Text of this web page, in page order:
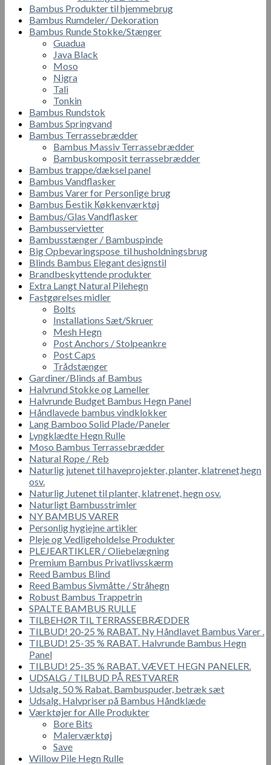
Bambus Produkter til hjemmebrug
Bambus Rumdeler/ Dekoration
Bambus Runde Stokke/Stænger
Guadua
Java Black
Moso
Nigra
Tali
Tonkin
Bambus Rundstok
Bambus Springvand
Bambus Terrassebrædder
Bambus Massiv Terrassebrædder
Bambuskomposit terrassebrædder
Bambus trappe/dæksel panel
Bambus Vandflasker
Bambus Varer for Personlige brug
Bambus Бestik Кøkkenværktøj
Bambus/Glas Vandflasker
Bambusservietter
Bambusstænger / Bambuspinde
Big Opbevaringspose til husholdningsbrug
Blinds Bambus Elegant designstil
Brandbeskyttende produkter
Extra Langt Natural Pilehegn
Fastgørelses midler
Bolts
Installations Sæt/Skruer
Mesh Hegn
Post Anchors / Stolpeankre
Post Caps
Trådstænger
Gardiner/Blinds af Bambus
Halvrund Stokke og Lameller
Halvrunde Budget Bambus Hegn Panel
Håndlavede bambus vindklokker
Lang Bamboo Solid Plade/Paneler
Lyngklædte Hegn Rulle
Moso Bambus Terrassebrædder
Natural Rope / Reb
Naturlig jutenet til haveprojekter, planter, klatrenet,hegn
osv.
Naturlig Jutenet til planter, klatrenet, hegn osv.
Naturligt Bambusstrimler
NY BAMBUS VARER
Personlig hygiejne artikler
Pleje og Vedligeholdelse Produkter
PLEJEARTIKLER / Oliebelægning
Premium Bambus Privatlivsskærm
Reed Bambus Blind
Reed Bambus Sivmåtte / Stråhegn
Robust Bambus Trappetrin
SPALTE BAMBUS RULLE
TILBEHØR TIL TERRASSEBRÆDDER
TILBUD! 20-25 % RABAT. Ny Håndlavet Bambus Varer .
TILBUD! 25-35 % RABAT. Halvrunde Bambus Hegn
Panel
TILBUD! 25-35 % RABAT. VÆVET HEGN PANELER.
UDSALG / TILBUD PÅ RESTVARER
Udsalg. 50 % Rabat. Bambuspuder, betræk sæt
Udsalg. Halvpriser på Bambus Håndklæde
Værktøjer for Alle Produkter
Bore Bits
Malerværktøj
Save
Willow Pile Hegn Rulle